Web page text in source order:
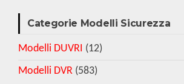
Categorie Modelli Sicurezza
Modelli DUVRI (12)
Modelli DVR (583)